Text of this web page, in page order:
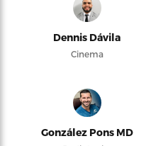
Dennis Dávila
Cinema
González Pons MD